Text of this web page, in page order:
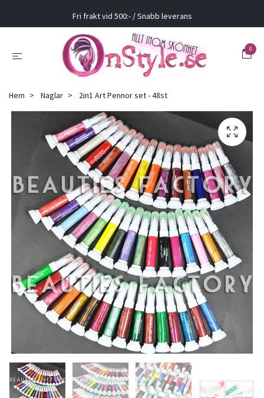
Fri frakt vid 500:- / Snabb leverans
0
Hem Naglar 2in1 Art Pennor set - 48st